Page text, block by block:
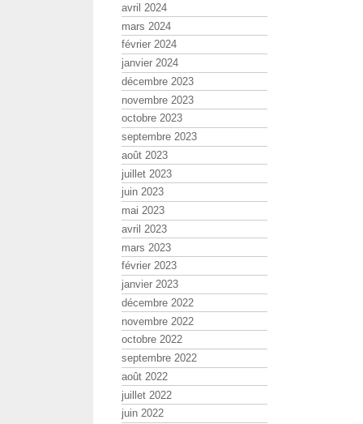
avril 2024
mars 2024
février 2024
janvier 2024
décembre 2023
novembre 2023
octobre 2023
septembre 2023
août 2023
juillet 2023
juin 2023
mai 2023
avril 2023
mars 2023
février 2023
janvier 2023
décembre 2022
novembre 2022
octobre 2022
septembre 2022
août 2022
juillet 2022
juin 2022